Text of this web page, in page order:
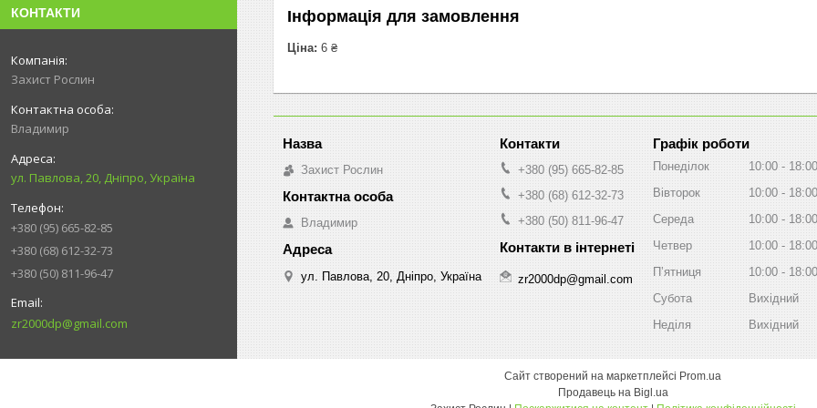
КОНТАКТИ
Захист Рослин
Владимир
ул. Павлова, 20, Дніпро, Україна
+380 (95) 665-82-85
+380 (68) 612-32-73
+380 (50) 811-96-47
zr2000dp@gmail.com
Інформація для замовлення
Ціна: 6 ₴
Захист Рослин
Владимир
ул. Павлова, 20, Дніпро, Україна
+380 (95) 665-82-85
+380 (68) 612-32-73
+380 (50) 811-96-47
zr2000dp@gmail.com
Графік роботи
Понеділок 10:00
18:00
Вівторок
10:00
18:00
Середа
10:00
18:00
Четвер
10:00
18:00
Пʼятниця
10:00
18:00
Субота
Вихідний
Неділя
Вихідний
Сайт створений на маркетплейсі Prom.ua
Продавець на Bigl.ua